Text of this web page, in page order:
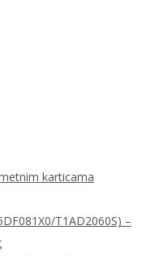
karticama
T1AD2060S) –